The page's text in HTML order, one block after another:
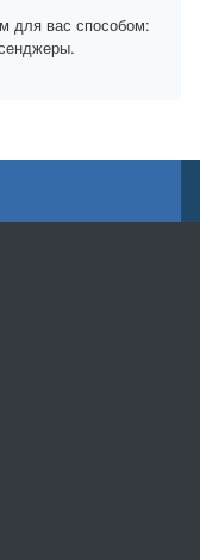
для вас способом: